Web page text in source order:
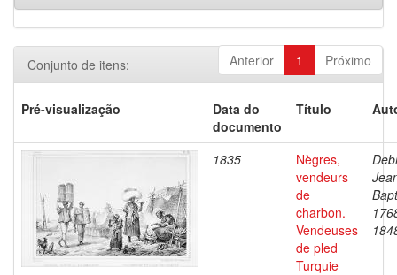
Anterior 1 Próximo
Conjunto de itens:
Pré-visualização
Data do
documento
Título
1835
Nègres,
vendeurs
de
charbon.
Vendeuses
de pled
Turquie